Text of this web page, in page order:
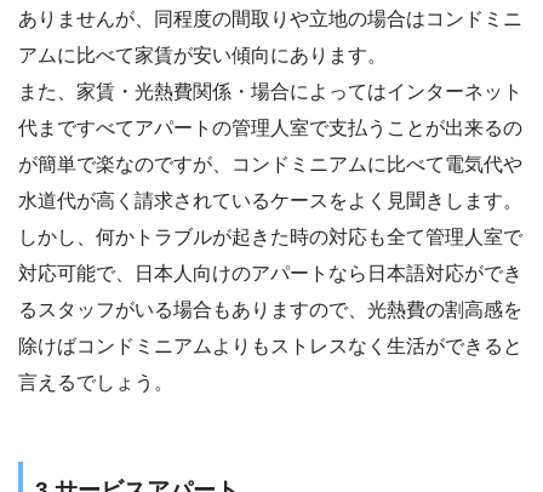
ありませんが、同程度の間取りや立地の場合はコンドミニ
アムに比べて家賃が安い傾向にあります。
また、家賃・光熱費関係・場合によってはインターネット
代まですべてアパートの管理人室で支払うことが出来るの
が簡単で楽なのですが、コンドミニアムに比べて電気代や
水道代が高く請求されているケースをよく見聞きします。
しかし、何かトラブルが起きた時の対応も全て管理人室で
対応可能で、日本人向けのアパートなら日本語対応ができ
るスタッフがいる場合もありますので、光熱費の割高感を
除けばコンドミニアムよりもストレスなく生活ができると
言えるでしょう。